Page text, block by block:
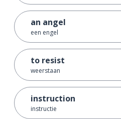
an angel
een engel
to resist
weerstaan
instruction
instructie